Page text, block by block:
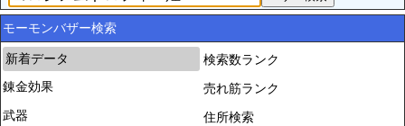
モーモンバザー検索
新着データ
錬金効果
武器
検索数ランク
売れ筋ランク
住所検索